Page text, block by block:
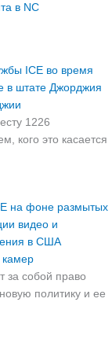
в NC
1226
кого это касается
камер
за собой право
политику и ее